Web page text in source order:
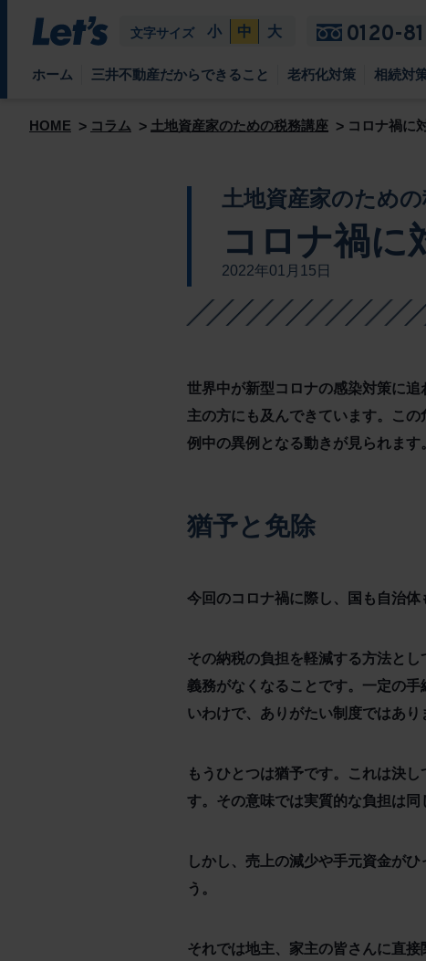
文字サイズ 小 中 大 0120-
ホーム 三井不動産だからできること 老朽化対策 相続対
HOME コラム 土地資産家のための税務講座 コロナ禍に
土地資産家のため
コロナ禍に
2022年01月15日
世界中が新型コロナの感染対策に
主の方にも及んできています。こ
例中の異例となる動きが見られます
猶予と免除
今回のコロナ禍に際し、国も自治
その納税の負担を軽減する方法と
義務がなくなることです。一定の
いわけで、ありがたい制度ではあり
もうひとつは猶予です。これは決
す。その意味では実質的な負担は同
しかし、売上の減少や手元資金が
う。
それでは地主、家主の皆さんに直